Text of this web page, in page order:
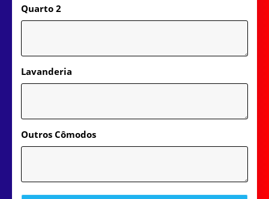
Quarto 2
Lavanderia
Outros Cômodos